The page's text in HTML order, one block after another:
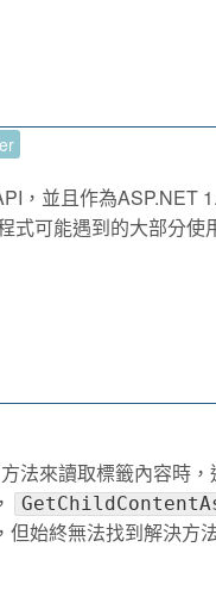
，並且作為ASP.NET
可能遇到的大部分使
方法來讀取標籤內容時
始終無法找到解決方